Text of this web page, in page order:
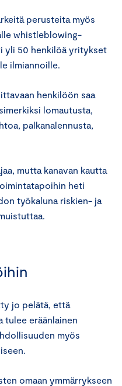
perusteita myös
whistleblowing-
yli 50 henkilöä yritykset
ilmiannoille.
henkilöön saa
lomautusta,
palkanalennusta,
mutta kanavan kautta
heti
työkaluna riskien- ja
jo pelätä, että
tulee eräänlainen
myös
omaan ymmärrykseen